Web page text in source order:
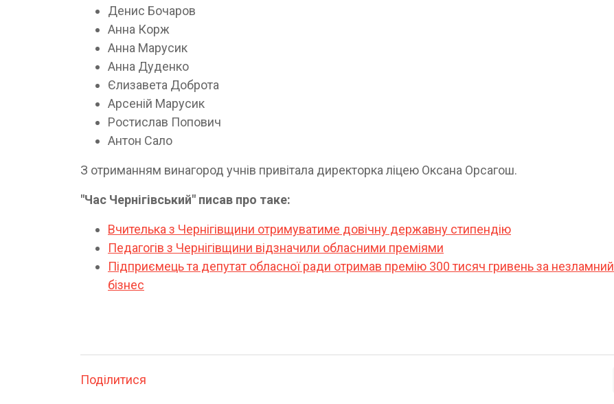
Денис Бочаров
Анна Корж
Анна Марусик
Анна Дуденко
Єлизавета Доброта
Арсеній Марусик
Ростислав Попович
Антон Сало
З отриманням винагород учнів привітала директорка ліцею Оксана Орсагош.
"Час Чернігівський" писав про таке:
Вчителька з Чернігівщини отримуватиме довічну державну стипендію
Педагогів з Чернігівщини відзначили обласними преміями
Підприємець та депутат обласної ради отримав премію 300 тисяч гривень за незламний
бізнес
Поділитися